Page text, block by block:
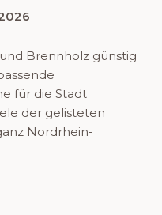
Brennholz günstig
für die Stadt
der gelisteten
Nordrhein-